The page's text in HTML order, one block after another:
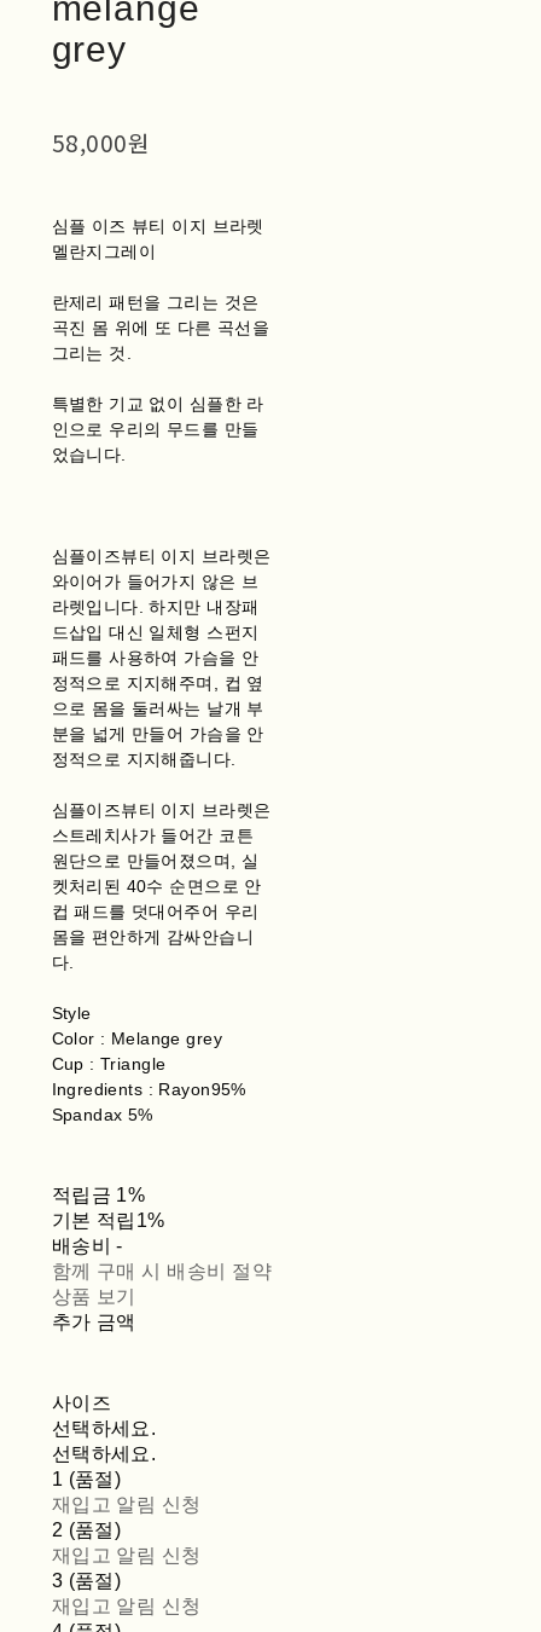
grey
58,000원
심플 이즈 뷰티 이지 브라렛
멜란지그레이
란제리 패턴을 그리는 것은
곡진 몸 위에 또 다른 곡선을
그리는 것.
특별한 기교 없이 심플한 라
인으로 우리의 무드를 만들
었습니다.
심플이즈뷰티 이지 브라렛은
와이어가 들어가지 않은 브
라렛입니다. 하지만 내장패
드삽입 대신 일체형 스펀지
패드를 사용하여 가슴을 안
정적으로 지지해주며, 컵 옆
으로 몸을 둘러싸는 날개 부
분을 넓게 만들어 가슴을 안
정적으로 지지해줍니다.
심플이즈뷰티 이지 브라렛은
스트레치사가 들어간 코튼
원단으로 만들어졌으며, 실
켓처리된 40수 순면으로 안
컵 패드를 덧대어주어 우리
몸을 편안하게 감싸안습니
다.
Style
Color : Melange grey
Cup : Triangle
Ingredients : Rayon95%
Spandax 5%
적립금 1%
기본 적립 1%
배송비-
함께 구매 시 배송비 절약
상품 보기
추가 금액
사이즈
선택하세요.
선택하세요.
1 (품절)
재입고 알림 신청
2 (품절)
재입고 알림 신청
3 (품절)
재입고 알림 신청